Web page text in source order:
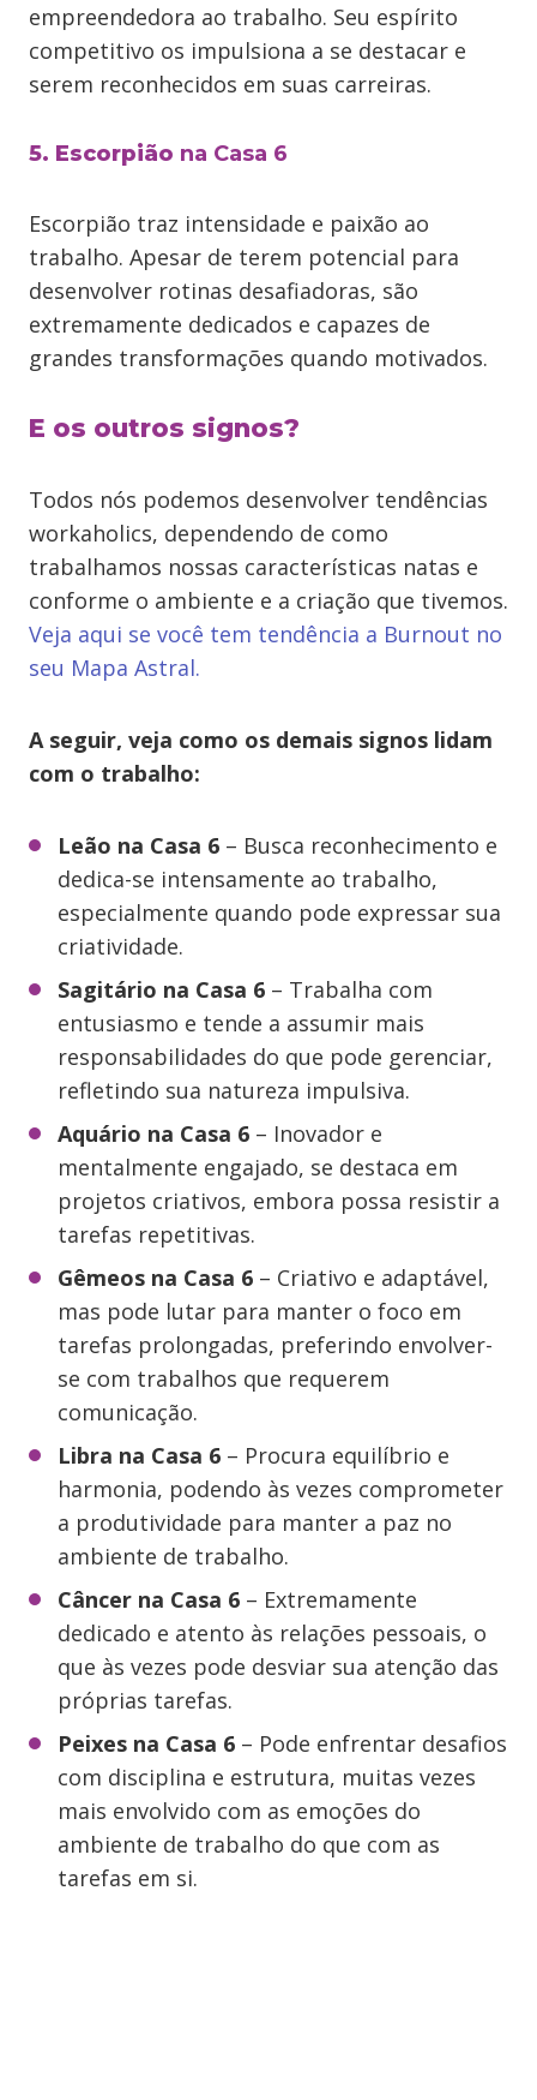
empreendedora ao trabalho. Seu espírito
competitivo os impulsiona a se destacar e
serem reconhecidos em suas carreiras.
5. Escorpião na Casa 6
Escorpião traz intensidade e paixão ao
trabalho. Apesar de terem potencial para
desenvolver rotinas desafiadoras, são
extremamente dedicados e capazes de
grandes transformações quando motivados.
E os outros signos?
Todos nós podemos desenvolver tendências
workaholics, dependendo de como
trabalhamos nossas características natas e
conforme o ambiente e a criação que tivemos.
Veja aqui se você tem tendência a Burnout no
seu Mapa Astral.
A seguir, veja como os demais signos lidam
com o trabalho:
Leão na Casa 6 – Busca reconhecimento e
dedica-se intensamente ao trabalho,
especialmente quando pode expressar sua
criatividade.
Sagitário na Casa 6 – Trabalha com
entusiasmo e tende a assumir mais
responsabilidades do que pode gerenciar,
refletindo sua natureza impulsiva.
Aquário na Casa 6 – Inovador e
mentalmente engajado, se destaca em
projetos criativos, embora possa resistir a
tarefas repetitivas.
Gêmeos na Casa 6 – Criativo e adaptável,
mas pode lutar para manter o foco em
tarefas prolongadas, preferindo envolver-
se com trabalhos que requerem
comunicação.
Libra na Casa 6 – Procura equilíbrio e
harmonia, podendo às vezes comprometer
a produtividade para manter a paz no
ambiente de trabalho.
Câncer na Casa 6 – Extremamente
dedicado e atento às relações pessoais, o
que às vezes pode desviar sua atenção das
próprias tarefas.
Peixes na Casa 6 – Pode enfrentar desafios
com disciplina e estrutura, muitas vezes
mais envolvido com as emoções do
ambiente de trabalho do que com as
tarefas em si.